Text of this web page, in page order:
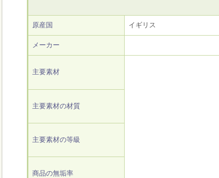
原産国 イギリス
メーカー
主要素材
主要素材の材質
主要素材の等級
商品の無垢率